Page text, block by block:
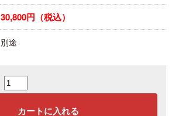
30,800円（税込）
別途